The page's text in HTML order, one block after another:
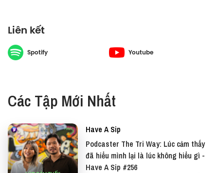
cảnh khá lạ lùng, nên duyên vợ chồng. Tình yêu của
họ đi qua những chia xa, những nỗi nhớ thời chiến
trận. Câu chuyện tình yêu đẹp và chân thành của
Nam Tiến để tìm hiểu những bài học từ câu chuyện
tình của ba mẹ ông và những trải nghiệm mà ông
đã tích lũy được trong cuộc sống.
Liên kết
Spotify Youtube
Các Tập Mới Nhất
Have A Sip
Podcaster The Tri Way: Lúc cảm thấy
đã hiểu mình lại là lúc không hiểu gì -
Have A Sip #256